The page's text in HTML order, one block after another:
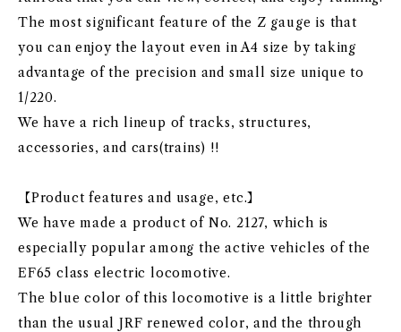
The most significant feature of the Z gauge is that
you can enjoy the layout even in A4 size by taking
advantage of the precision and small size unique to
1/220.
We have a rich lineup of tracks, structures,
accessories, and cars(trains) !!
【Product features and usage, etc.】
We have made a product of No. 2127, which is
especially popular among the active vehicles of the
EF65 class electric locomotive.
The blue color of this locomotive is a little brighter
than the usual JRF renewed color, and the through